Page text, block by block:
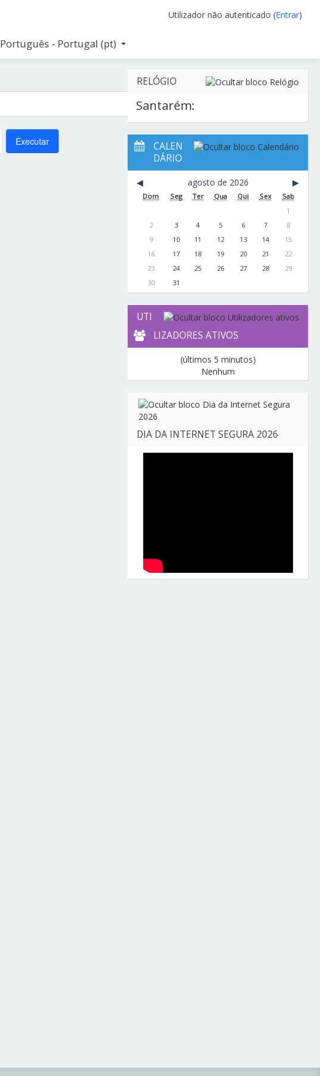
Utilizador não autenticado (Entrar)
Português - Portugal ‎(pt)‎
RELÓGIO
Santarém:
CALEN
DÁRIO
◀︎ agosto de 2026 ▶︎
Dom Seg Ter Qua Qui Sex
Sab
1
2
3 4 5 6 7
8
9
10 11 12 13 14
15
16
17 18 19 20 21
22
23
24 25 26 27 28
29
30
31
UTI
LIZADORES ATIVOS
(últimos 5 minutos)
Nenhum
DIA DA INTERNET SEGURA 2026